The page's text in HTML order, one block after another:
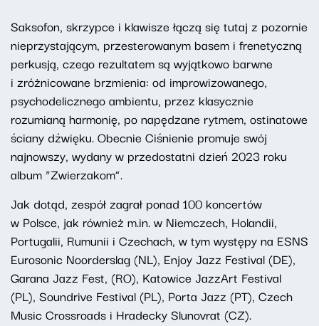
Saksofon, skrzypce i klawisze łączą się tutaj z pozornie
nieprzystającym, przesterowanym basem i frenetyczną
perkusją, czego rezultatem są wyjątkowo barwne
i zróżnicowane brzmienia: od improwizowanego,
psychodelicznego ambientu, przez klasycznie
rozumianą harmonię, po napędzane rytmem, ostinatowe
ściany dźwięku. Obecnie Ciśnienie promuje swój
najnowszy, wydany w przedostatni dzień 2023 roku
album “Zwierzakom”.
Jak dotąd, zespół zagrał ponad 100 koncertów
w Polsce, jak również m.in. w Niemczech, Holandii,
Portugalii, Rumunii i Czechach, w tym występy na ESNS
Eurosonic Noorderslag (NL), Enjoy Jazz Festival (DE),
Garana Jazz Fest, (RO), Katowice JazzArt Festival
(PL), Soundrive Festival (PL), Porta Jazz (PT), Czech
Music Crossroads i Hradecky Slunovrat (CZ).